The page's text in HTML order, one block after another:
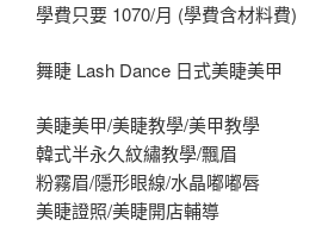
學費只要 1070/月 (學費含材料費)
舞睫 Lash Dance 日式美睫美甲
美睫美甲/美睫教學/美甲教學
韓式半永久紋繡教學/飄眉
粉霧眉/隱形眼線/水晶嘟嘟唇
美睫證照/美睫開店輔導